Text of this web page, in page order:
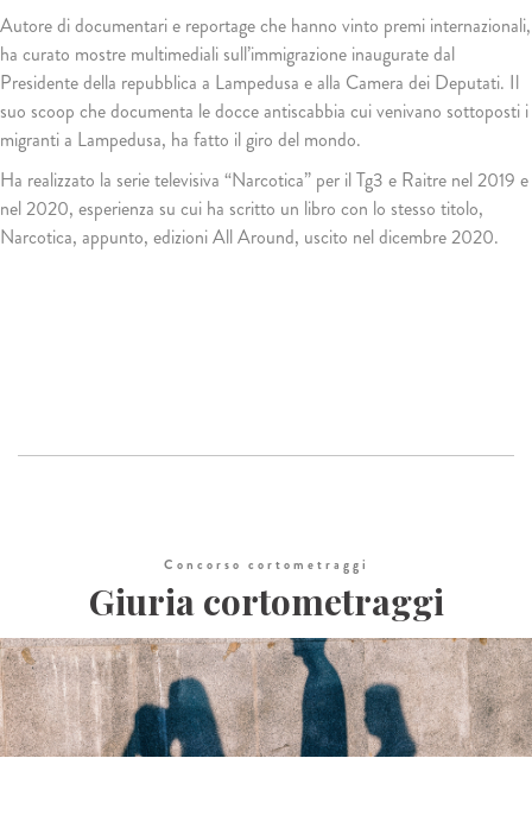
Autore di documentari e reportage che hanno vinto premi internazionali,
ha curato mostre multimediali sull’immigrazione inaugurate dal
Presidente della repubblica a Lampedusa e alla Camera dei Deputati. Il
suo scoop che documenta le docce antiscabbia cui venivano sottoposti i
migranti a Lampedusa, ha fatto il giro del mondo.
Ha realizzato la serie televisiva “Narcotica” per il Tg3 e Raitre nel 2019 e
nel 2020, esperienza su cui ha scritto un libro con lo stesso titolo,
Narcotica, appunto, edizioni All Around, uscito nel dicembre 2020.
Concorso cortometraggi
Giuria cortometraggi